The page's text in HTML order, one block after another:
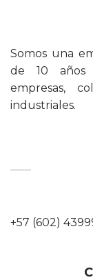
Somos una
de 10 años
empresas,
industriales.
+57 (602)